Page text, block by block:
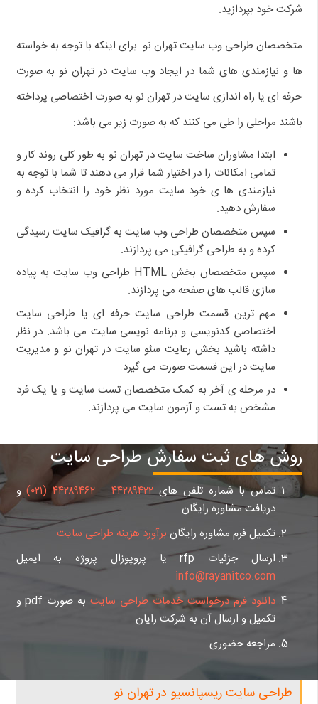
شرکت خود بپردازید.
متخصصان طراحی وب سایت تهران نو برای اینکه با توجه به خواسته
ها و نیازمندی های شما در ایجاد وب سایت در تهران نو به صورت
حرفه ای یا راه اندازی سایت در تهران نو به صورت اختصاصی پرداخته
باشند مراحلی را طی می کنند که به صورت زیر می باشد:
ابتدا مشاوران ساخت سایت در تهران نو به طور کلی روند کار و
تمامی امکانات را در اختیار شما قرار می دهند تا شما با توجه به
نیازمندی ها ی خود سایت مورد نظر خود را انتخاب کرده و
سفارش دهید.
سپس متخصصان طراحی وب سایت به گرافیک سایت رسیدگی
کرده و به طراحی گرافیکی می پردازند.
سپس متخصصان بخش HTML طراحی وب سایت به پیاده
سازی قالب های صفحه می پردازند.
مهم ترین قسمت طراحی سایت حرفه ای یا طراحی سایت
اختصاصی کدنویسی و برنامه نویسی سایت می باشد. در نظر
داشته باشید بخش رعایت سئو سایت در تهران نو و مدیریت
سایت در این قسمت صورت می گیرد.
در مرحله ی آخر به کمک متخصصان تست سایت و یا یک فرد
مشخص به تست و آزمون سایت می پردازند.
روش های ثبت سفارش طراحی سایت
تماس با شماره تلفن های۴۴۲۸۹۴۲۲–۴۴۲۸۹۴۶۲ (۰۲۱)
و
دریافت مشاوره رایگان
تکمیل فرم مشاوره رایگان برآورد هزینه طراحی سایت
ارسال جزئیات rfp یا پروپوزال پروژه به ایمیل
info@rayanitco.com
دانلود فرم درخواست خدمات طراحی سایت
به صورت pdf و
تکمیل و ارسال آن به شرکت رایان
مراجعه حضوری
طراحی سایت ریسپانسیو در تهران نو